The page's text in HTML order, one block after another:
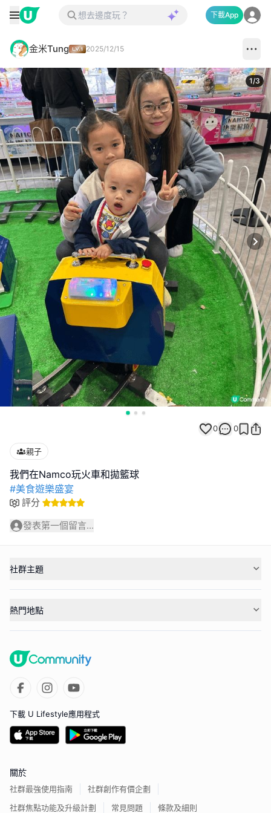
下載App
金米Tung 2025/12/15
1/3
0 0
親子
#美食遊樂盛宴
評分
發表第一個留言...
社群主題
熱門地點
下載 U Lifestyle應用程式
關於
社群最強使用指南
社群創作有價企劃
社群焦點功能及升級計劃
常見問題 條款及細則